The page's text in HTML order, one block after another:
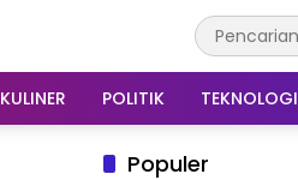
KULINER POLITIK TEKNOLOGI
Populer